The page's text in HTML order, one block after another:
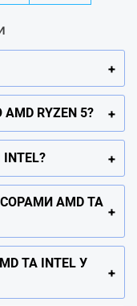
RYZEN 5?
AMD ТА
ТА INTEL У